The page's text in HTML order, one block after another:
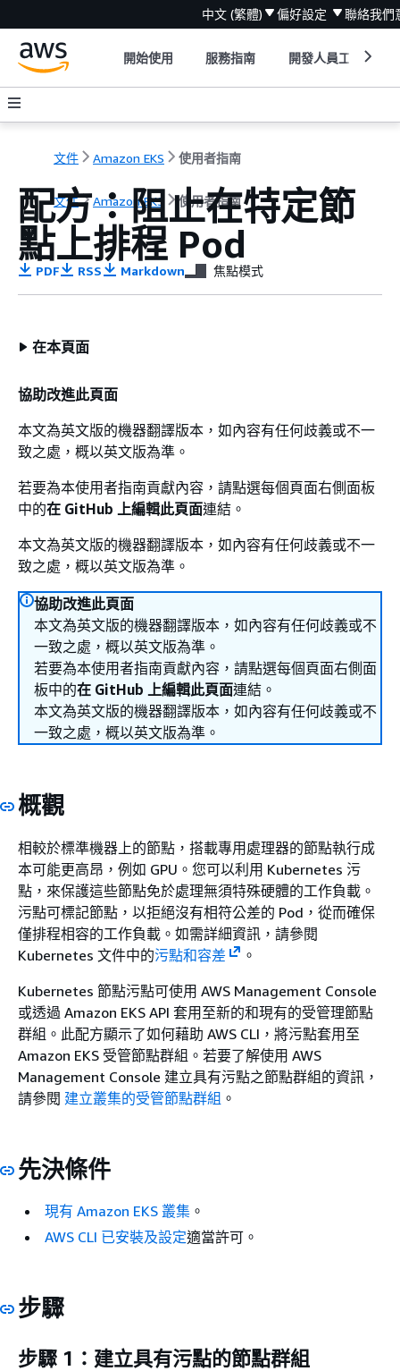
中文 (繁體) 偏好設定 聯絡我們
開始使用 服務指南 開發人員工具
文件 Amazon EKS 使用者指南
文件 Amazon EKS 使用者指南
配方：阻止在特定節
點上排程 Pod
PDF RSS Markdown 焦點模式
在本頁面
協助改進此頁面
本文為英文版的機器翻譯版本，如內容有任何歧義或不一
致之處，概以英文版為準。
若要為本使用者指南貢獻內容，請點選每個頁面右側面板
中的在 GitHub 上編輯此頁面連結。
本文為英文版的機器翻譯版本，如內容有任何歧義或不一
致之處，概以英文版為準。
協助改進此頁面
本文為英文版的機器翻譯版本，如內容有任何歧義或不
一致之處，概以英文版為準。
若要為本使用者指南貢獻內容，請點選每個頁面右側面
板中的在 GitHub 上編輯此頁面連結。
本文為英文版的機器翻譯版本，如內容有任何歧義或不
一致之處，概以英文版為準。
概觀
相較於標準機器上的節點，搭載專用處理器的節點執行成
本可能更高昂，例如 GPU。您可以利用 Kubernetes 污
點，來保護這些節點免於處理無須特殊硬體的工作負載。
污點可標記節點，以拒絕沒有相符公差的 Pod，從而確保
僅排程相容的工作負載。如需詳細資訊，請參閱
Kubernetes 文件中的污點和容差
。
Kubernetes 節點污點可使用 AWS Management Console
或透過 Amazon EKS API 套用至新的和現有的受管理節點
群組。此配方顯示了如何藉助 AWS CLI，將污點套用至
Amazon EKS 受管節點群組。若要了解使用 AWS
Management Console 建立具有污點之節點群組的資訊，
請參閱 建立叢集的受管節點群組 。
先決條件
現有 Amazon EKS 叢集 。
AWS CLI 已安裝及設定適當許可。
步驟
步驟 1：建立具有污點的節點群組